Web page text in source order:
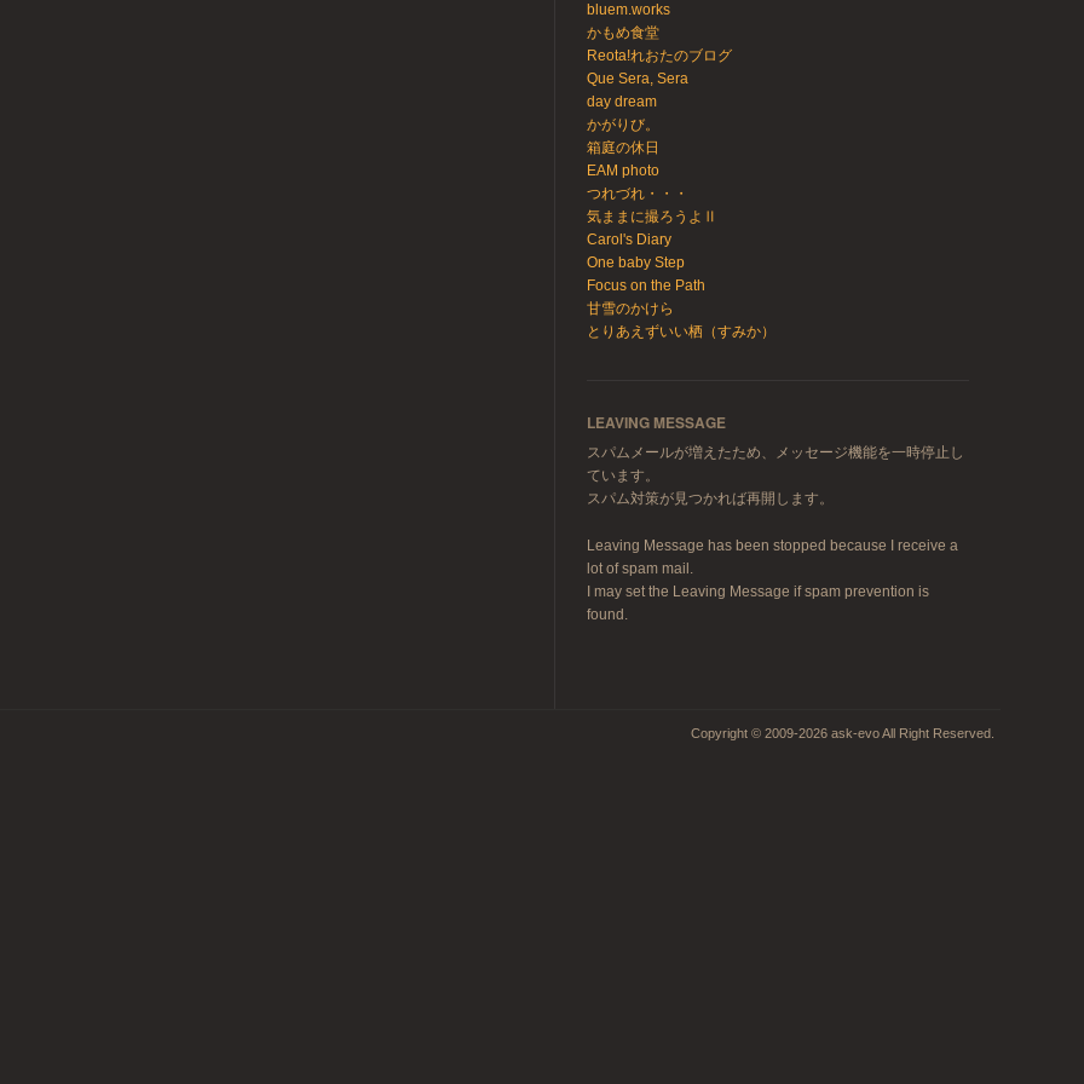
bluem.works
かもめ食堂
Reota!れおたのブログ
Que Sera, Sera
day dream
かがりび。
箱庭の休日
EAM photo
つれづれ・・・
気ままに撮ろうよⅡ
Carol's Diary
One baby Step
Focus on the Path
甘雪のかけら
とりあえずいい栖（すみか）
LEAVING MESSAGE
スパムメールが増えたため、メッセージ機能を一時停止し
ています。
スパム対策が見つかれば再開します。
Leaving Message has been stopped because I receive a
lot of spam mail.
I may set the Leaving Message if spam prevention is
found.
Copyright © 2009-2026 ask-evo All Right Reserved.